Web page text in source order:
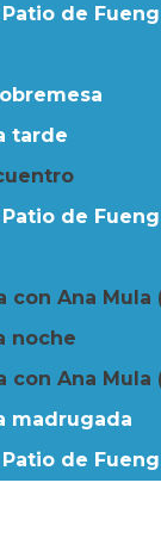
Patio de
tarde
Patio de
con Ana Mula
noche
con Ana Mula
madrugada
Patio de